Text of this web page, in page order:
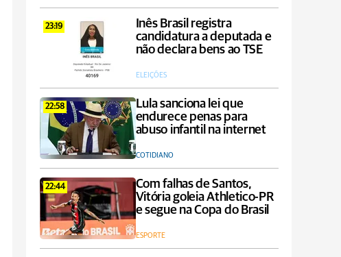
23:19
Inês Brasil registra
candidatura a deputada e
não declara bens ao TSE
ELEIÇÕES
22:58
Lula sanciona lei que
endurece penas para
abuso infantil na internet
COTIDIANO
22:44
Com falhas de Santos,
Vitória goleia Athletico-PR
e segue na Copa do Brasil
ESPORTE